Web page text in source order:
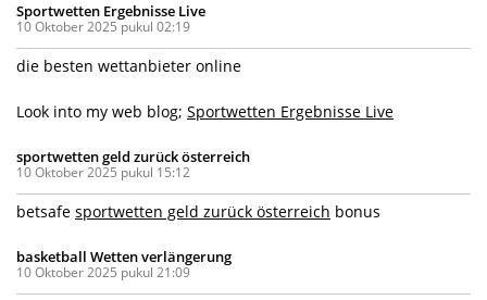
Sportwetten Ergebnisse Live
10 Oktober 2025 pukul 02:19
die besten wettanbieter online
Look into my web blog; Sportwetten Ergebnisse Live
sportwetten geld zurück österreich
10 Oktober 2025 pukul 15:12
betsafe sportwetten geld zurück österreich bonus
basketball Wetten verlängerung
10 Oktober 2025 pukul 21:09